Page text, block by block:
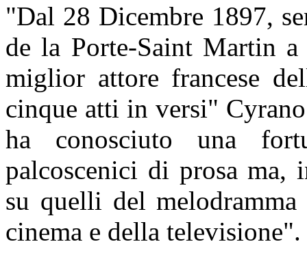
"Dal 28 Dicembre 1897,
de la Porte-Saint Martin
miglior attore francese
cinque atti in versi"
ha conosciuto una
palcoscenici di prosa ma,
su quelli del
cinema e della televisione".